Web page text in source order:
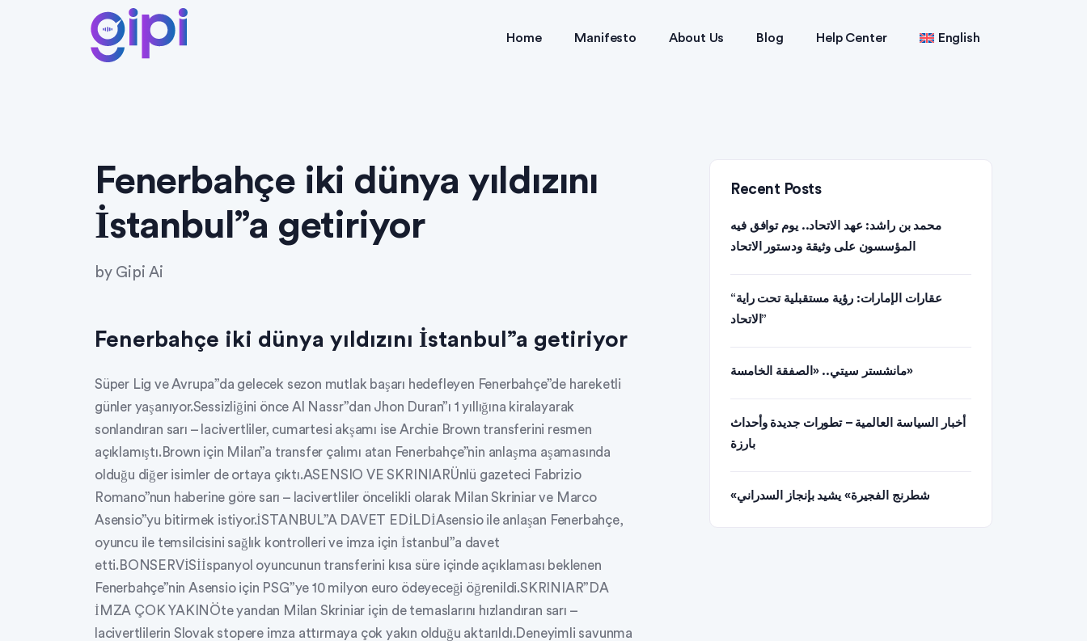
Home Manifesto About Us Blog Help Center English
Fenerbahçe iki dünya yıldızını
İstanbul”a getiriyor
by Gipi Ai
Fenerbahçe iki dünya yıldızını İstanbul”a getiriyor
Süper Lig ve Avrupa”da gelecek sezon mutlak başarı hedefleyen Fenerbahçe”de hareketli
günler yaşanıyor.Sessizliğini önce Al Nassr”dan Jhon Duran”ı 1 yıllığına kiralayarak
sonlandıran sarı – lacivertliler, cumartesi akşamı ise Archie Brown transferini resmen
açıklamıştı.Brown için Milan”a transfer çalımı atan Fenerbahçe”nin anlaşma aşamasında
olduğu diğer isimler de ortaya çıktı.ASENSIO VE SKRINIARÜnlü gazeteci Fabrizio
Romano”nun haberine göre sarı – lacivertliler öncelikli olarak Milan Skriniar ve Marco
Asensio”yu bitirmek istiyor.İSTANBUL”A DAVET EDİLDİAsensio ile anlaşan Fenerbahçe,
oyuncu ile temsilcisini sağlık kontrolleri ve imza için İstanbul”a davet
etti.BONSERVİSİİspanyol oyuncunun transferini kısa süre içinde açıklaması beklenen
Fenerbahçe”nin Asensio için PSG”ye 10 milyon euro ödeyeceği öğrenildi.SKRINIAR”DA
İMZA ÇOK YAKINÖte yandan Milan Skriniar için de temaslarını hızlandıran sarı –
lacivertlilerin Slovak stopere imza attırmaya çok yakın olduğu aktarıldı.Deneyimli savunma
Recent Posts
محمد بن راشد: عهد الاتحاد.. يوم توافق فيه
المؤسسون على وثيقة ودستور الاتحاد
“عقارات الإمارات: رؤية مستقبلية تحت راية
الاتحاد”
مانشستر سيتي.. «الصفقة الخامسة»
أخبار السياسة العالمية – تطورات جديدة وأحداث
بارزة
«شطرنج الفجيرة» يشيد بإنجاز السدراني